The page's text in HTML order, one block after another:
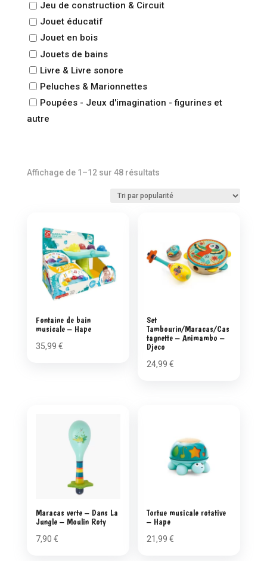
Jeu de construction & Circuit
Jouet éducatif
Jouet en bois
Jouets de bains
Livre & Livre sonore
Peluches & Marionnettes
Poupées - Jeux d'imagination - figurines et
autre
Affichage de 1–12 sur 48 résultatsTrié
Fontaine de bain
musicale – Hape
35,99 €
Set
Tambourin/Maracas/Cas
tagnette – Animambo –
Djeco
24,99€
Maracas verte – Dans La
Jungle – Moulin Roty
7,90 €
Tortue musicale rotative
– Hape
21,99€